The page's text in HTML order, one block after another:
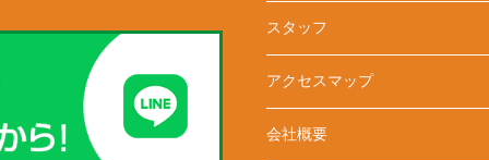
スタッフ
アクセスマップ
会社概要